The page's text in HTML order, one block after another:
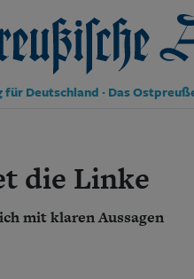
Allgemeine Zeitung
für Deutschland · Das
Wirtschaft
Gesellschaft
die Linke
mit klaren Aussagen